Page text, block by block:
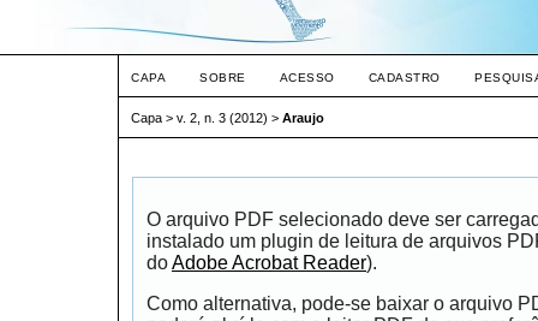
CAPA SOBRE ACESSO CADASTRO
Capa > v. 2, n. 3 (2012) > Araujo
O arquivo PDF selecionado deve ser
instalado um plugin de leitura de arquivos
doAdobe Acrobat Reader).
Como alternativa, pode-se baixar o arquivo